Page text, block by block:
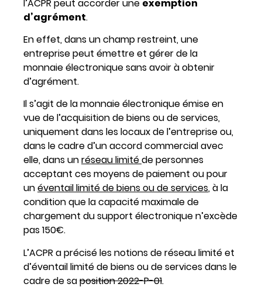
l’ACPR peut accorder une exemption
d’agrément.
En effet, dans un champ restreint, une
entreprise peut émettre et gérer de la
monnaie électronique sans avoir à obtenir
d’agrément.
Il s’agit de la monnaie électronique émise en
vue de l’acquisition de biens ou de services,
uniquement dans les locaux de l’entreprise ou,
dans le cadre d’un accord commercial avec
elle, dans unréseau limitéde personnes
acceptant ces moyens de paiement ou pour
unéventail limité de biens ou de services, à la
condition que la capacité maximale de
chargement du support électronique n’excède
pas 150€.
L’ACPR a précisé les notions de réseau limité et
d’éventail limité de biens ou de services dans le
cadre de saposition 2022-P-01.